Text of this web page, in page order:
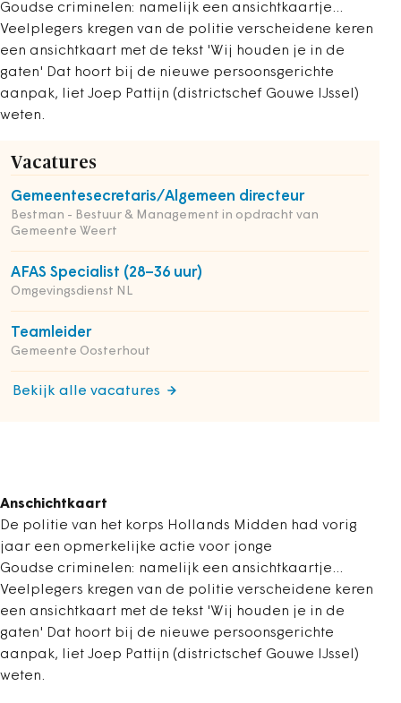
Goudse criminelen: namelijk een ansichtkaartje...
Veelplegers kregen van de politie verscheidene keren
een ansichtkaart met de tekst 'Wij houden je in de
gaten' Dat hoort bij de nieuwe persoonsgerichte
aanpak, liet Joep Pattijn (districtschef Gouwe IJssel)
weten.
Vacatures
Gemeentesecretaris/Algemeen directeur
Bestman - Bestuur & Management in opdracht van
Gemeente Weert
AFAS Specialist (28–36 uur)
Omgevingsdienst NL
Teamleider
Gemeente Oosterhout
Bekijk alle vacatures
Anschichtkaart
De politie van het korps Hollands Midden had vorig
jaar een opmerkelijke actie voor jonge
Goudse criminelen: namelijk een ansichtkaartje...
Veelplegers kregen van de politie verscheidene keren
een ansichtkaart met de tekst 'Wij houden je in de
gaten' Dat hoort bij de nieuwe persoonsgerichte
aanpak, liet Joep Pattijn (districtschef Gouwe IJssel)
weten.